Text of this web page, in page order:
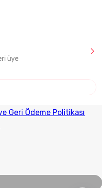
üye
Geri Ödeme Politikası